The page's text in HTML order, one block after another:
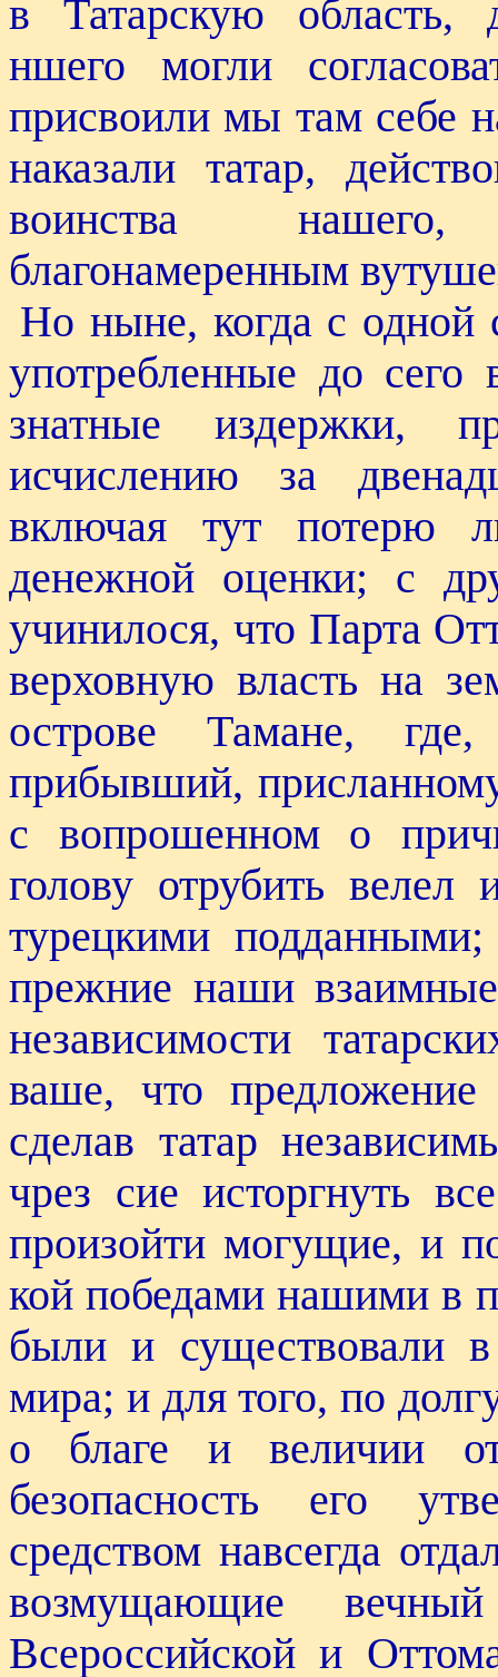
в Татарскую область,
ншего могли
присвоили мы там себе
наказали татар,
воинства
благонамеренным
Но ныне, когда с одной
употребленные до сего
знатные издержки,
исчислению за
включая тут потерю
денежной оценки; с
учинилося, что Парта
верховную власть на
острове Тамане,
прибывший,
с вопрошенном о
голову отрубить
турецкими
прежние наши взаимные
независимости
ваше, что
сделав татар
чрез сие исторгнуть
произойти могущие, и
кой победами нашими в
были и существовали
мира; и для того, по
о благе и величии
безопасность его
средством навсегда
возмущающие
Всероссийской и